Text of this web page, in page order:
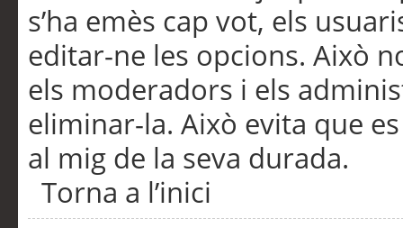
s’ha emès cap vot, els
editar-ne les opcions. Això
els moderadors i els
eliminar-la. Això evita que
al mig de la seva durada.
Torna a l’inici